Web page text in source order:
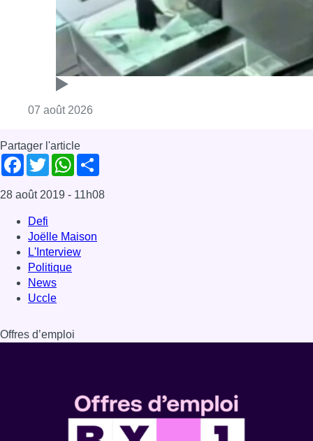
07 août 2026
Partager l'article
Facebook
TwitterWhatsApp
28 août 2019 - 11h08
Defi
Joëlle Maison
L'Interview
Politique
News
Uccle
Offres d’emploi